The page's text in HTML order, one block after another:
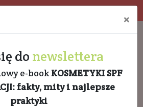
×
do newslettera
e-book KOSMETYKI SPF
fakty, mity i najlepsze
praktyki